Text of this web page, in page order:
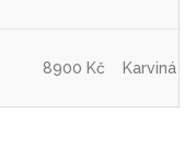
8900 Kč Karviná -